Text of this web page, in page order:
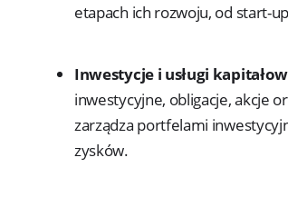
etapach ich rozwoju, od start-
Inwestycje i usługi
inwestycyjne, obligacje, akcje
zarządza portfelami
zysków.